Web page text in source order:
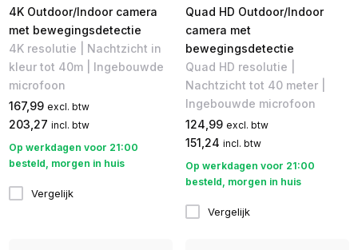
4K Outdoor/Indoor camera
met bewegingsdetectie
4K resolutie | Nachtzicht in
kleur tot 40m | Ingebouwde
microfoon
167,99 excl. btw
203,27 incl. btw
Op werkdagen voor 21:00
besteld, morgen in huis
Vergelijk
Quad HD Outdoor/Indoor
camera met
bewegingsdetectie
Quad HD resolutie |
Nachtzicht tot 40 meter |
Ingebouwde microfoon
124,99 excl. btw
151,24 incl. btw
Op werkdagen voor 21:00
besteld, morgen in huis
Vergelijk